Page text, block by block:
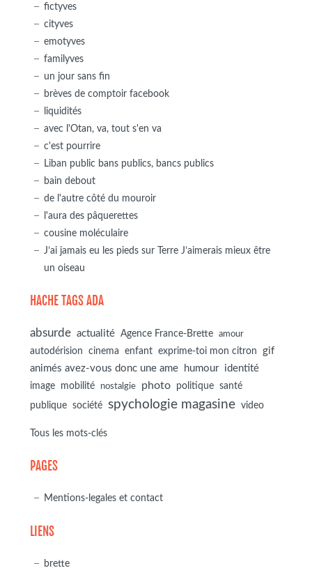
fictyves
cityves
emotyves
familyves
un jour sans fin
brèves de comptoir facebook
liquidités
avec l'Otan, va, tout s'en va
c'est pourrire
Liban public bans publics, bancs publics
bain debout
de l'autre côté du mouroir
l'aura des pâquerettes
cousine moléculaire
J’ai jamais eu les pieds sur Terre J’aimerais mieux être
un oiseau
HACHE TAGS ADA
absurde actualité Agence France-Brette amour
autodérision cinema enfant exprime-toi mon citron
gif
animés avez-vous donc une ame
humour identité
image mobilité nostalgie photo politique
santé
publique
société spychologie magasine video
Tous les mots-clés
PAGES
Mentions-legales et contact
LIENS
brette